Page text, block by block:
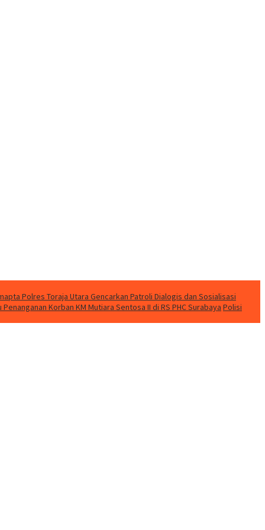
Polres Toraja Utara Gencarkan Patroli Dialogis dan Sosialisasi
Korban KM Mutiara Sentosa II di RS PHC Surabaya Polisi